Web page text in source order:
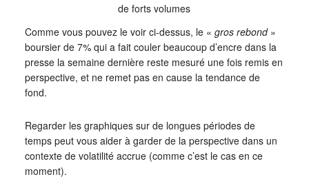
de forts volumes
Comme vous pouvez le voir ci-dessus, le « gros rebond»
boursier de 7% qui a fait couler beaucoup d’encre dans la
presse la semaine dernière reste mesuré une fois remis en
perspective, et ne remet pas en cause la tendance de
fond.
Regarder les graphiques sur de longues périodes de
temps peut vous aider à garder de la perspective dans un
contexte de volatilité accrue (comme c’est le cas en ce
moment).